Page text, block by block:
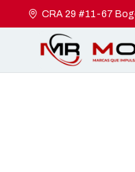
CRA 29 #11-67